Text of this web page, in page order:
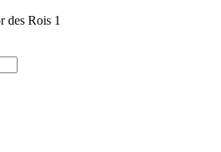
des Rois 1